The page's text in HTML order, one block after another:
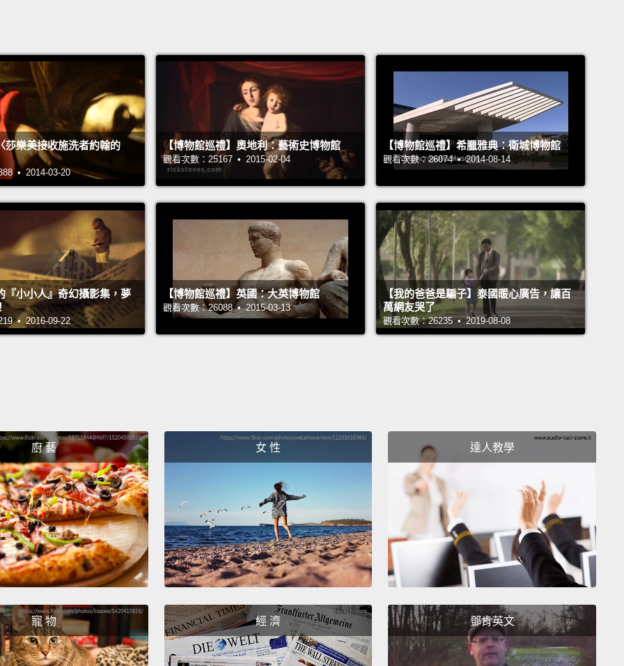
Zoe?
Zoe 嗎？
Mmm-hmm.
嗯。
Is that short for something?
那是什麼的簡稱嗎？
Zodiac.
Zodiac。
That's a cool name.
好酷的名字。
創作藝術啊，還用說嗎。
We're gonna do some art, of course.
我們要來創作藝術，當然。
We're gonna draw your parents. Does that sound fun?
我們要畫妳的爸媽。聽起來好玩嗎？
Okay.
I know she's sitting over there, but you can't cheat and
look at her, okay?
莎樂美接收施洗者約翰的
• 2014-03-20
【博物館巡禮】奧地利：藝術史博物館
觀看次數：25167 • 2015-02-04
【博物館巡禮】希臘雅典：衛城博物館
觀看次數：26074 • 2014-08-14
『小小人』奇幻攝影集，夢
• 2016-09-22
【博物館巡禮】英國：大英博物館
觀看次數：26088 • 2015-03-13
【我的爸爸是騙子】泰國暖心廣告，讓百
萬網友哭了
觀看次數：26235 • 2019-08-08
廚 藝 女 性 達人教學
寵 物 經 濟 鄧肯英文